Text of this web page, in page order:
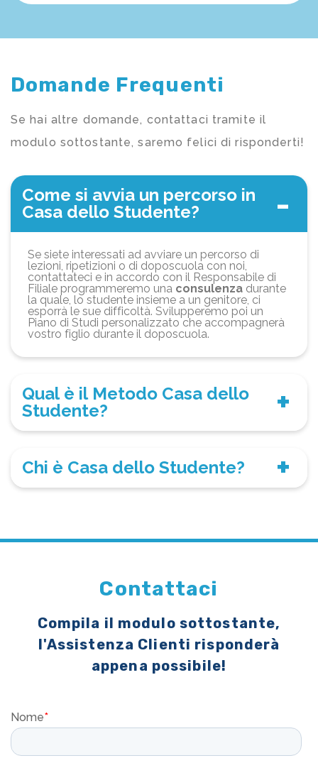
Domande Frequenti
Se hai altre domande, contattaci tramite il
modulo sottostante, saremo felici di risponderti!
Come si avvia un percorso in
Casa dello Studente?
Se siete interessati ad avviare un percorso di
lezioni, ripetizioni o di doposcuola con noi,
contattateci e in accordo con il Responsabile di
Filiale programmeremo una consulenza durante
la quale, lo studente insieme a un genitore, ci
esporrà le sue difficoltà. Svilupperemo poi un
Piano di Studi personalizzato che accompagnerà
vostro figlio durante il doposcuola.
Qual è il Metodo Casa dello
Studente?
Chi è Casa dello Studente?
Contattaci
Compila il modulo sottostante,
l'Assistenza Clienti risponderà
appena possibile!